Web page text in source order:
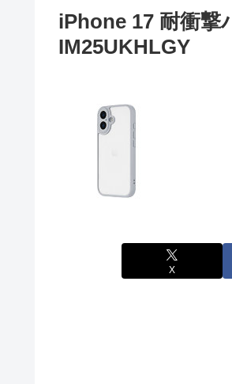
iPhone 17 耐衝撃
IM25UKHLGY
X